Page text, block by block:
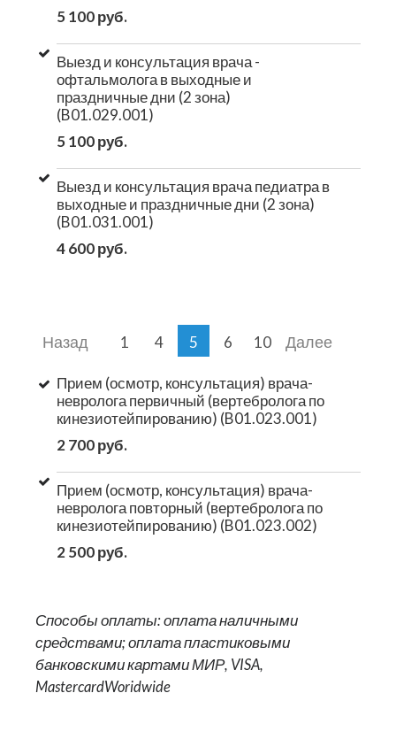
5 100 руб.
Выезд и консультация врача -
офтальмолога в выходные и
праздничные дни (2 зона)
(B01.029.001)
5 100 руб.
Выезд и консультация врача педиатра в
выходные и праздничные дни (2 зона)
(B01.031.001)
4 600 руб.
Назад 1 4 5 6 10 Далее
Прием (осмотр, консультация) врача-
невролога первичный (вертебролога по
кинезиотейпированию) (B01.023.001)
2 700 руб.
Прием (осмотр, консультация) врача-
невролога повторный (вертебролога по
кинезиотейпированию) (B01.023.002)
2 500 руб.
Способы оплаты: оплата наличными
средствами; оплата пластиковыми
банковскими картами МИР, VISA,
MastercardWoridwide